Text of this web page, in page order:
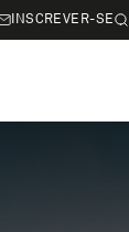
INSCREVER-SE